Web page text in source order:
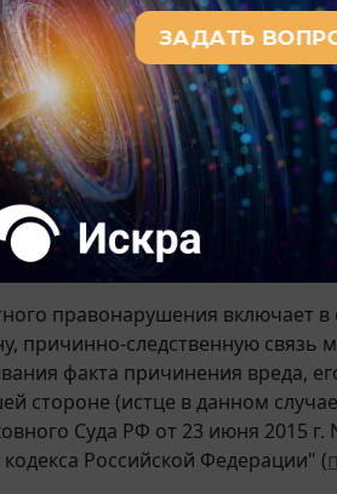
вопроса, вред гражданину был
возникает в связи
года N 196-ФЗ "О
должны обеспечивать
и другим
актами
органов исполнительной
техническим
содержание автомобильных
правонарушения включает
причинно-следственную
факта причинения вреда,
стороне (истце в данном
Суда РФ от 23 июня 2015
кодекса Российской Федерации" (